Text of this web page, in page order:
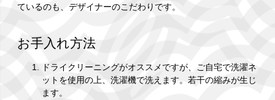
ているのも、デザイナーのこだわりです。
お手入れ方法
ドライクリーニングがオススメですが、ご自宅で洗濯ネ
ットを使用の上、洗濯機で洗えます。若干の縮みが生じ
ます。